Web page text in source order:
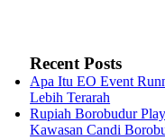
Recent Posts
Apa Itu EO Event
Lebih Terarah
Rupiah Borobudur
Kawasan Candi